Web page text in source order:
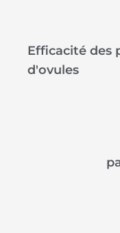
Efficacité des
d'ovules